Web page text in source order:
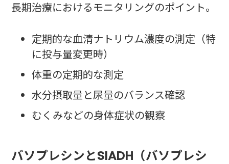
長期治療におけるモニタリングのポイント。
定期的な血清ナトリウム濃度の測定（特
に投与量変更時）
体重の定期的な測定
水分摂取量と尿量のバランス確認
むくみなどの身体症状の観察
バソプレシンとSIADH（バソプレシ